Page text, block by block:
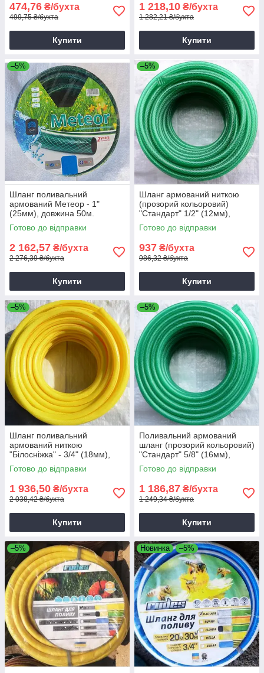
474,76 ₴/бухта
499,75 ₴/бухта
Купити
1 218,10 ₴/бухта
1 282,21 ₴/бухта
Купити
–5%
Шланг поливальний
армований Метеор - 1"
(25мм), довжина 50м.
Готово до відправки
2 162,57 ₴/бухта
2 276,39 ₴/бухта
Купити
–5%
Шланг армований ниткою
(прозорий кольоровий)
"Стандарт" 1/2" (12мм),
довжина 50м.
Готово до відправки
937 ₴/бухта
986,32 ₴/бухта
Купити
–5%
Шланг поливальний
армований ниткою
"Білосніжка" - 3/4" (18мм),
довжина 50м.
Готово до відправки
1 936,50 ₴/бухта
2 038,42 ₴/бухта
Купити
–5%
Поливальний армований
шланг (прозорий кольоровий)
"Стандарт" 5/8" (16мм),
довжина 50м.
Готово до відправки
1 186,87 ₴/бухта
1 249,34 ₴/бухта
Купити
–5% Новинка –5%